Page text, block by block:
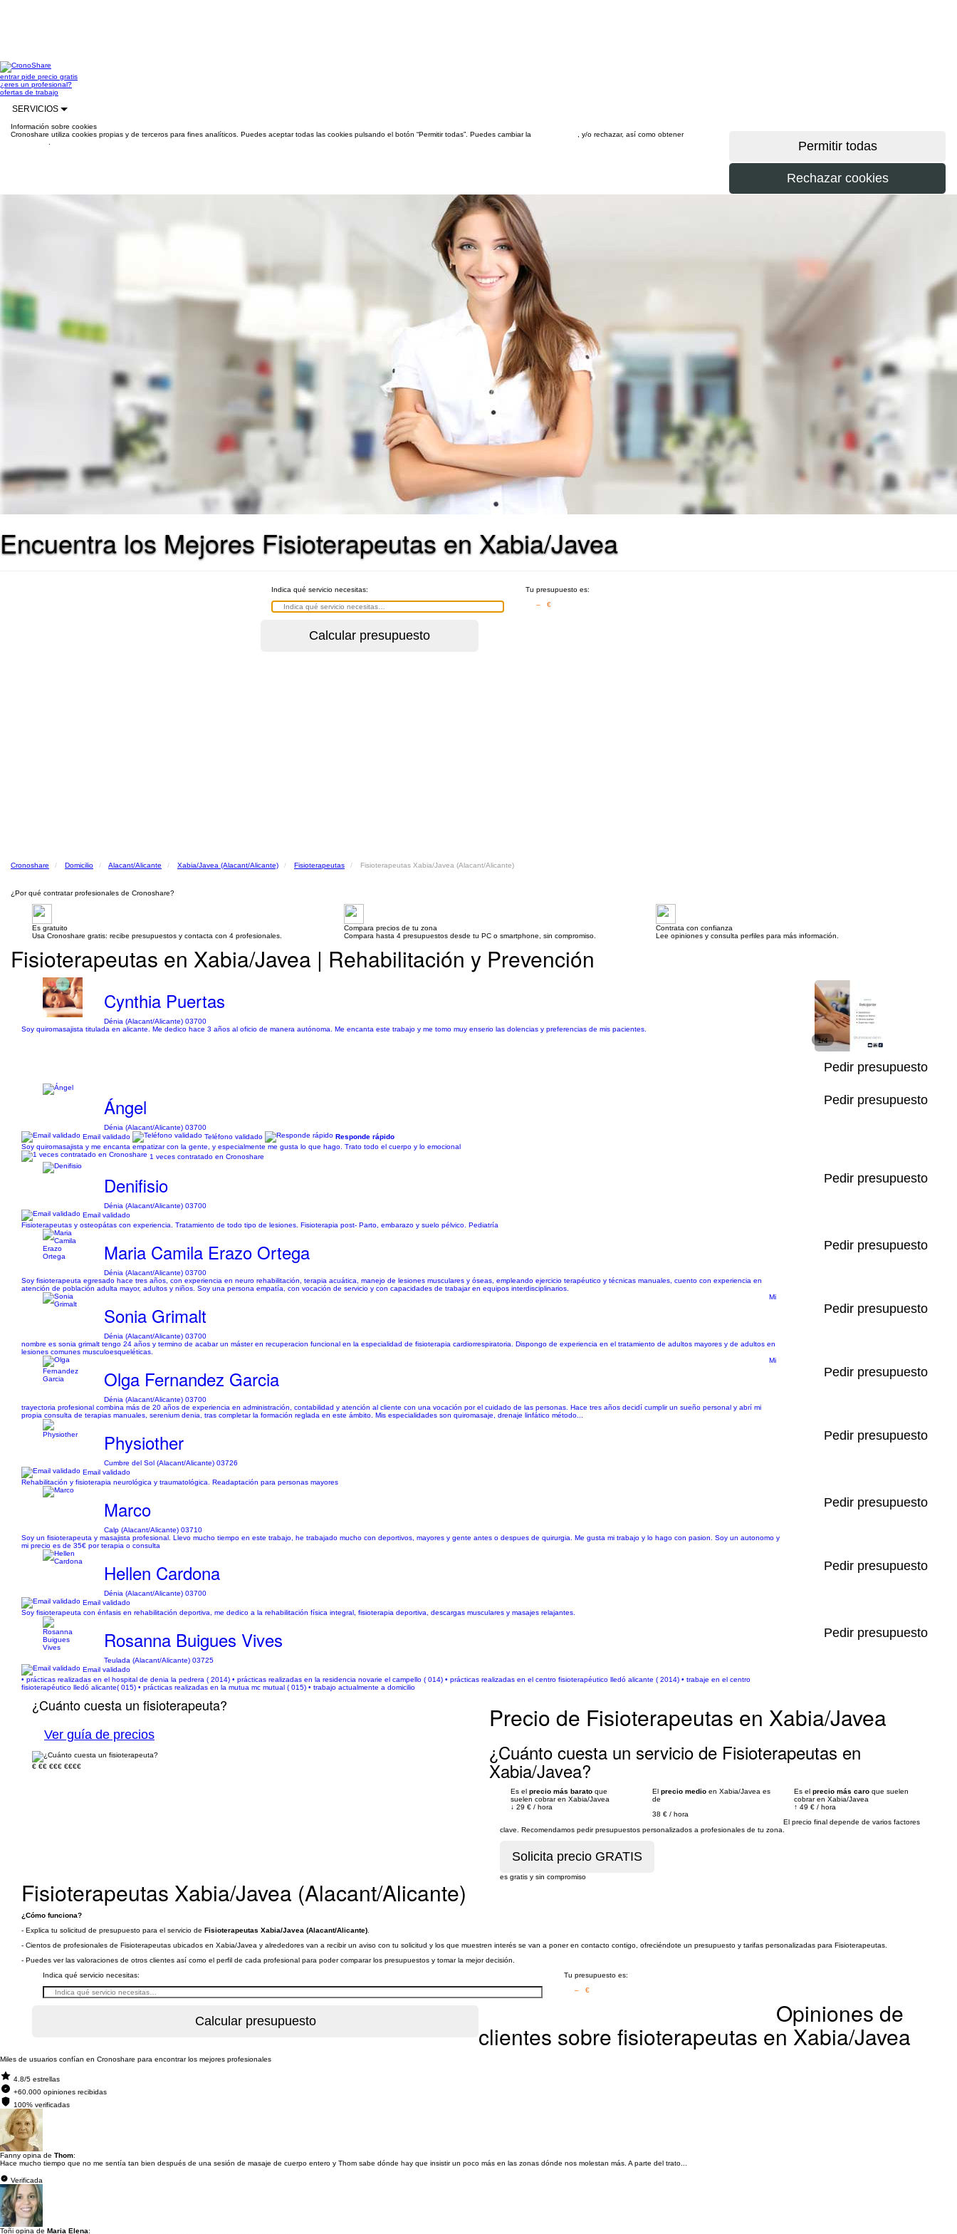
entrarpide precio gratis
¿eres un profesional?
ofertas de trabajo
SERVICIOS
Información sobre cookies
Cronoshare utiliza cookies propias y de terceros para fines analíticos. Puedes aceptar todas las cookies pulsando el botón “Permitir todas”. Puedes cambiar la
, y/o rechazar, así como obtener
Encuentra los Mejores Fisioterapeutas en Xabia/Javea
Indica qué servicio necesitas:
Tu presupuesto es:
– €
Cronoshare Domicilio Alacant/Alicante Xabia/Javea (Alacant/Alicante) Fisioterapeutas Fisioterapeutas Xabia/Javea (Alacant/Alicante)
¿Por qué contratar profesionales de Cronoshare?
Es gratuito
Usa Cronoshare gratis: recibe presupuestos y contacta con 4 profesionales.
Compara precios de tu zona
Compara hasta 4 presupuestos desde tu PC o smartphone, sin compromiso.
Contrata con confianza
Lee opiniones y consulta perfiles para más información.
Fisioterapeutas en Xabia/Javea | Rehabilitación y Prevención
Cynthia Puertas
Dénia (Alacant/Alicante) 03700
Soy quiromasajista titulada en alicante. Me dedico hace 3 años al oficio de manera autónoma. Me encanta este trabajo y me tomo muy enserio las dolencias y preferencias de mis pacientes.
1/4
Pedir presupuesto
Ángel
Dénia (Alacant/Alicante) 03700
Email validado
Teléfono validado
Responde rápido
Soy quiromasajista y me encanta empatizar con la gente, y especialmente me gusta lo que hago. Trato todo el cuerpo y lo emocional
1 veces contratado en Cronoshare
Pedir presupuesto
Denifisio
Dénia (Alacant/Alicante) 03700
Email validado
Fisioterapeutas y osteopátas con experiencia. Tratamiento de todo tipo de lesiones. Fisioterapia post- Parto, embarazo y suelo pélvico. Pediatría
Pedir presupuesto
Maria Camila Erazo Ortega
Dénia (Alacant/Alicante) 03700
Soy fisioterapeuta egresado hace tres años, con experiencia en neuro rehabilitación, terapia acuática, manejo de lesiones musculares y óseas, empleando ejercicio terapéutico y técnicas manuales, cuento con experiencia en
atención de población adulta mayor, adultos y niños. Soy una persona empatía, con vocación de servicio y con capacidades de trabajar en equipos interdisciplinarios.
Pedir presupuesto
Sonia Grimalt
Dénia (Alacant/Alicante) 03700
Mi
nombre es sonia grimalt tengo 24 años y termino de acabar un máster en recuperacion funcional en la especialidad de fisioterapia cardiorrespiratoria. Dispongo de experiencia en el tratamiento de adultos mayores y de adultos en
lesiones comunes musculoesqueléticas.
Pedir presupuesto
Olga Fernandez Garcia
Dénia (Alacant/Alicante) 03700
Mi
trayectoria profesional combina más de 20 años de experiencia en administración, contabilidad y atención al cliente con una vocación por el cuidado de las personas. Hace tres años decidí cumplir un sueño personal y abrí mi
propia consulta de terapias manuales, serenium denia, tras completar la formación reglada en este ámbito. Mis especialidades son quiromasaje, drenaje linfático método...
Pedir presupuesto
Physiother
Cumbre del Sol (Alacant/Alicante) 03726
Email validado
Rehabilitación y fisioterapia neurológica y traumatológica. Readaptación para personas mayores
Pedir presupuesto
Marco
Calp (Alacant/Alicante) 03710
Soy un fisioterapeuta y masajista profesional. Llevo mucho tiempo en este trabajo, he trabajado mucho con deportivos, mayores y gente antes o despues de quirurgia. Me gusta mi trabajo y lo hago con pasion. Soy un autonomo y
mi precio es de 35€ por terapia o consulta
Pedir presupuesto
Hellen Cardona
Dénia (Alacant/Alicante) 03700
Email validado
Soy fisioterapeuta con énfasis en rehabilitación deportiva, me dedico a la rehabilitación física integral, fisioterapia deportiva, descargas musculares y masajes relajantes.
Pedir presupuesto
Rosanna Buigues Vives
Teulada (Alacant/Alicante) 03725
Email validado
• prácticas realizadas en el hospital de denia la pedrera ( 2014) • prácticas realizadas en la residencia novarie el campello ( 014) • prácticas realizadas en el centro fisioterapéutico lledó alicante ( 2014) • trabaje en el centro
fisioterapéutico lledó alicante( 015) • prácticas realizadas en la mutua mc mutual ( 015) • trabajo actualmente a domicilio
Pedir presupuesto
¿Cuánto cuesta un fisioterapeuta?
Ver guía de precios
€ €€ €€€ €€€€
Precio de Fisioterapeutas en Xabia/Javea
¿Cuánto cuesta un servicio de Fisioterapeutas en
Xabia/Javea?
Es el precio más barato que
suelen cobrar en Xabia/Javea
↓ 29 € / hora
El precio medio en Xabia/Javea es
de
38 € / hora
Es el precio más caro que suelen
cobrar en Xabia/Javea
↑ 49 € / hora
El precio final depende de varios factores
clave. Recomendamos pedir presupuestos personalizados a profesionales de tu zona.
es gratis y sin compromiso
Fisioterapeutas Xabia/Javea (Alacant/Alicante)
¿Cómo funciona?
- Explica tu solicitud de presupuesto para el servicio de Fisioterapeutas Xabia/Javea (Alacant/Alicante)
- Cientos de profesionales de Fisioterapeutas ubicados en Xabia/Javea y alrededores van a recibir un aviso con tu solicitud y los que muestren interés se van a poner en contacto contigo, ofreciéndote un presupuesto y tarifas personalizadas para Fisioterapeutas.
- Puedes ver las valoraciones de otros clientes así como el perfil de cada profesional para poder comparar los presupuestos y tomar la mejor decisión.
Indica qué servicio necesitas:
Tu presupuesto es:
– €
Opiniones de
clientes sobre fisioterapeutas en Xabia/Javea
Miles de usuarios confían en Cronoshare para encontrar los mejores profesionales
4.8/5 estrellas
+60.000 opiniones recibidas
100% verificadas
Fanny opina de Thom:
Hace mucho tiempo que no me sentía tan bien después de una sesión de masaje de cuerpo entero y Thom sabe dónde hay que insistir un poco más en las zonas dónde nos molestan más. A parte del trato...
Verificada
Toñi opina de Maria Elena: